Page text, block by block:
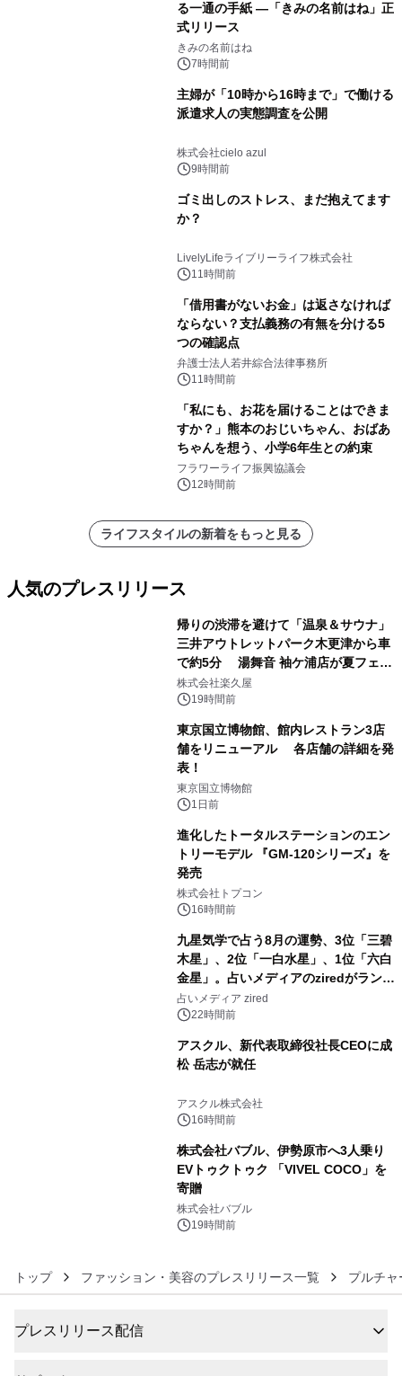
る一通の手紙 ―「きみの名前はね」正
式リリース
きみの名前はね
7時間前
主婦が「10時から16時まで」で働ける
派遣求人の実態調査を公開
株式会社cielo azul
9時間前
ゴミ出しのストレス、まだ抱えてます
か？
LivelyLifeライブリーライフ株式会社
11時間前
「借用書がないお金」は返さなければ
ならない？支払義務の有無を分ける5
つの確認点
弁護士法人若井綜合法律事務所
11時間前
「私にも、お花を届けることはできま
すか？」熊本のおじいちゃん、おばあ
ちゃんを想う、小学6年生との約束
フラワーライフ振興協議会
12時間前
ライフスタイルの新着をもっと見る
人気のプレスリリース
帰りの渋滞を避けて「温泉＆サウナ」
三井アウトレットパーク木更津から車
で約5分 湯舞音 袖ケ浦店が夏フェア
メニューを提供
株式会社楽久屋
19時間前
東京国立博物館、館内レストラン3店
舗をリニューアル 各店舗の詳細を発
表！
東京国立博物館
1日前
進化したトータルステーションのエン
トリーモデル 『GM-120シリーズ』を
発売
株式会社トプコン
16時間前
九星気学で占う8月の運勢、3位「三碧
木星」、2位「一白水星」、1位「六白
金星」。占いメディアのziredがランキ
ングを発表
占いメディア zired
22時間前
アスクル、新代表取締役社長CEOに成
松 岳志が就任
アスクル株式会社
16時間前
株式会社バブル、伊勢原市へ3人乗り
EVトゥクトゥク 「VIVEL COCO」を
寄贈
株式会社バブル
19時間前
トップ ファッション・美容のプレスリリース一覧 プルチ
プレスリリース配信